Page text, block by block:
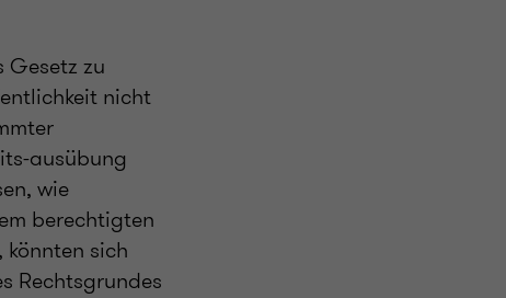
zu
nicht
ausübung
wie
berechtigten
sich
Rechtsgrundes